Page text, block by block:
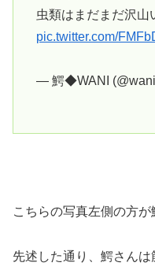
虫類はまだまだ沢山
pic.twitter.com/
— 鰐◆WANI
こちらの写真左側の方が
先述した通り、鰐さん